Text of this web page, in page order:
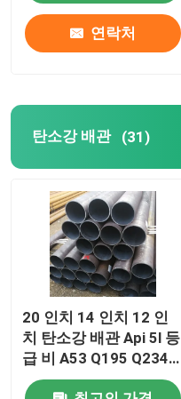
연락처
탄소강 배관 (31)
20 인치 14 인치 12 인
치 탄소강 배관 Api 5l 등
급 비 A53 Q195 Q234
Q345 Q345B